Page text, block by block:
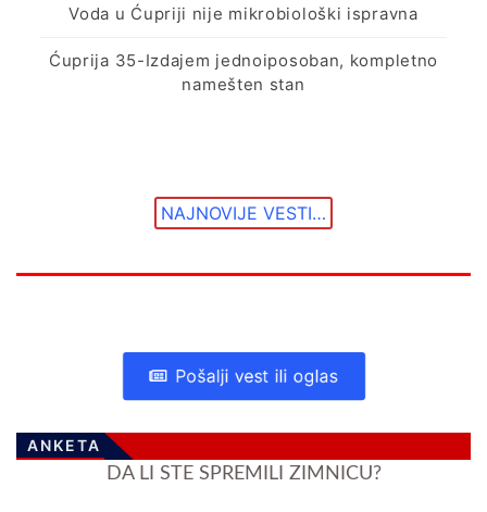
Voda u Ćupriji nije mikrobiološki ispravna
Ćuprija 35-Izdajem jednoiposoban, kompletno
namešten stan
NAJNOVIJE VESTI…
Pošalji vest ili oglas
ANKETA
DA LI STE SPREMILI ZIMNICU?